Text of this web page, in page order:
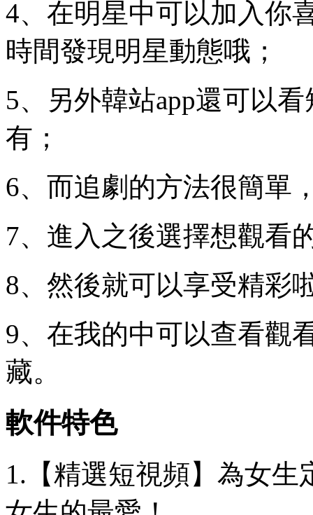
4、在明星中可以加入你
時間發現明星動態哦；
5、另外韓站app還可以
有；
6、而追劇的方法很簡單
7、進入之後選擇想觀看
8、然後就可以享受精彩
9、在我的中可以查看觀
藏。
軟件特色
1.【精選短視頻】為女